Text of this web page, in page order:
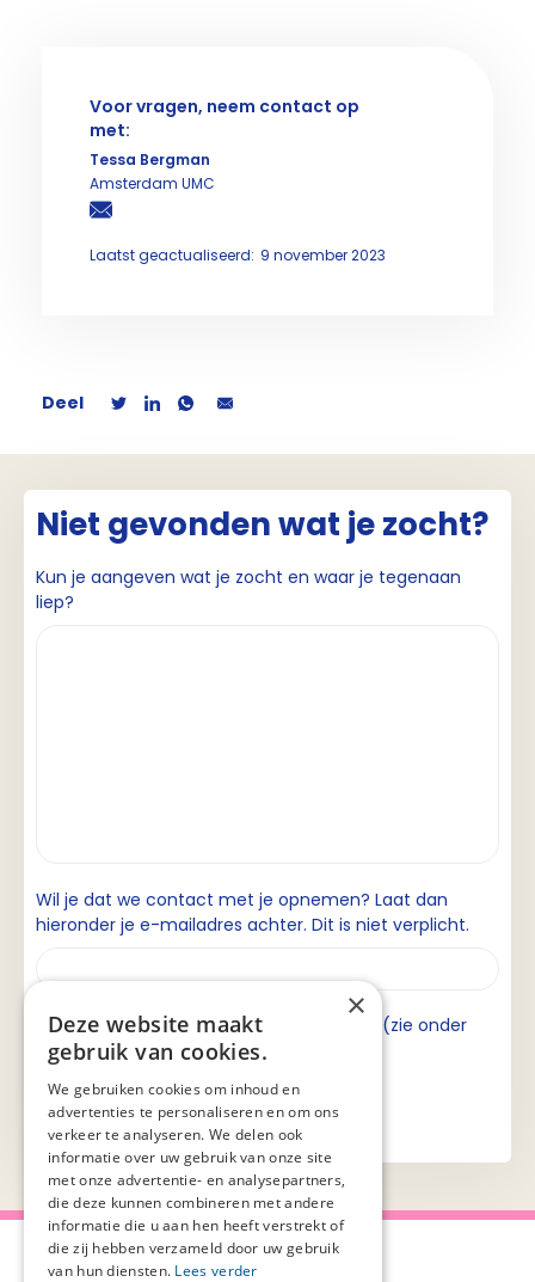
Voor vragen, neem contact op
met:
Tessa Bergman
Amsterdam UMC
Laatst geactualiseerd: 9 november 2023
Deel
Niet gevonden wat je zocht?
Kun je aangeven wat je zocht en waar je tegenaan
liep?
Wil je dat we contact met je opnemen? Laat dan
hieronder je e-mailadres achter. Dit is niet verplicht.
Ik ga akkoord met de privacyverklaring (zie onder
aan de pagina).
×
Deze website maakt
gebruik van cookies.
We gebruiken cookies om inhoud en
advertenties te personaliseren en om ons
verkeer te analyseren. We delen ook
informatie over uw gebruik van onze site
met onze advertentie- en analysepartners,
die deze kunnen combineren met andere
informatie die u aan hen heeft verstrekt of
die zij hebben verzameld door uw gebruik
van hun diensten. Lees verder